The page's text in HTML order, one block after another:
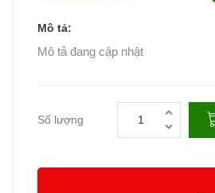
Mô tả:
Mô tả đang cập nhật
Số lượng